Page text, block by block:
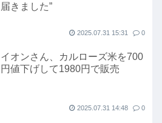
届きました”
2025.07.31 15:31 0
イオンさん、カルローズ米を700
円値下げして1980円で販売
2025.07.31 14:48 0